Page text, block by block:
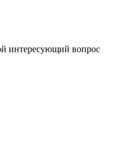
интересующий вопрос